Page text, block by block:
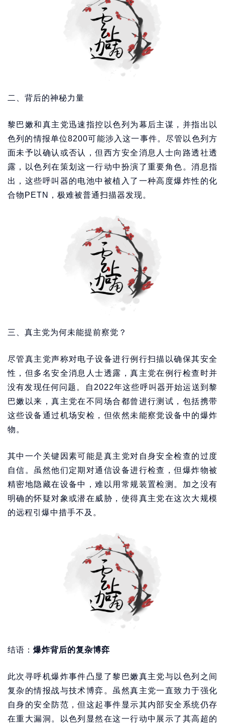
二、背后的神秘力量
黎巴嫩和真主党迅速指控以色列为幕后主谋，并指出以
色列的情报单位8200可能涉入这一事件。尽管以色列方
面未予以确认或否认，但西方安全消息人士向路透社透
露，以色列在策划这一行动中扮演了重要角色。消息指
出，这些呼叫器的电池中被植入了一种高度爆炸性的化
合物PETN，极难被普通扫描器发现。
三、真主党为何未能提前察觉？
尽管真主党声称对电子设备进行例行扫描以确保其安全
性，但多名安全消息人士透露，真主党在例行检查时并
没有发现任何问题。自2022年这些呼叫器开始运送到黎
巴嫩以来，真主党在不同场合都曾进行测试，包括携带
这些设备通过机场安检，但依然未能察觉设备中的爆炸
物。
其中一个关键因素可能是真主党对自身安全检查的过度
自信。虽然他们定期对通信设备进行检查，但爆炸物被
精密地隐藏在设备中，难以用常规装置检测。加之没有
明确的怀疑对象或潜在威胁，使得真主党在这次大规模
的远程引爆中措手不及。
结语： 爆炸背后的复杂博弈
此次寻呼机爆炸事件凸显了黎巴嫩真主党与以色列之间
复杂的情报战与技术博弈。虽然真主党一直致力于强化
自身的安全防范，但这起事件显示其内部安全系统仍存
在重大漏洞。以色列显然在这一行动中展示了其高超的